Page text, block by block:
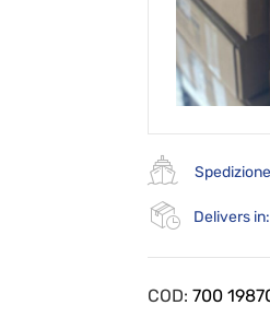
Delivers
COD:700